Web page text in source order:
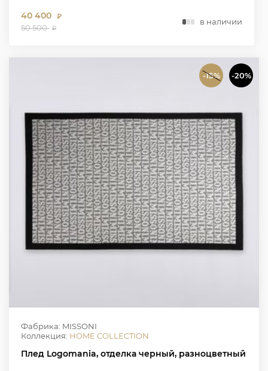
40 400 ₽
50 500 ₽
в наличии
-15% -20%
Фабрика: MISSONI
Коллекция: HOME COLLECTION
Плед Logomania, отделка черный, разноцветный